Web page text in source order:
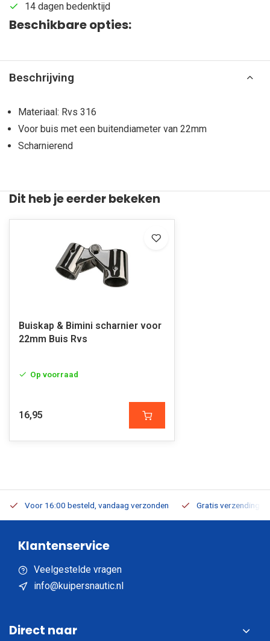
14 dagen bedenktijd
Beschikbare opties:
Beschrijving
Materiaal: Rvs 316
Voor buis met een buitendiameter van 22mm
Scharnierend
Dit heb je eerder bekeken
Buiskap & Bimini scharnier voor
22mm Buis Rvs
Op voorraad
16,95
Voor 16:00 besteld, vandaag verzonden Gratis verzending
Klantenservice
Veelgestelde vragen
info@kuipersnautic.nl
Direct naar